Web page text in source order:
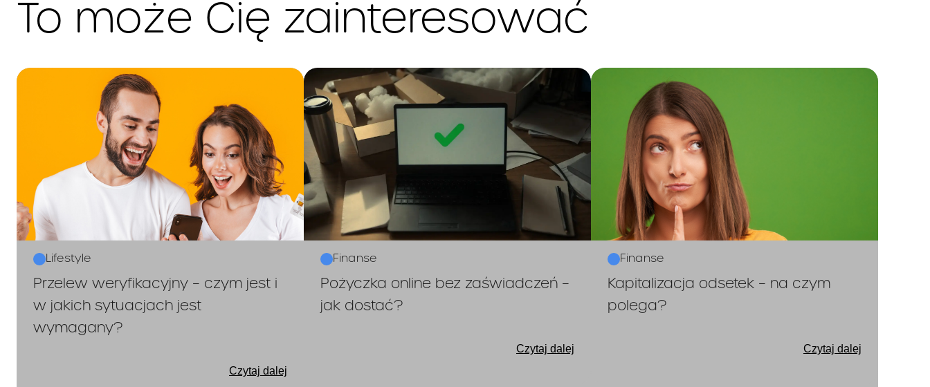
To może Cię zainteresować
Lifestyle
Przelew weryfikacyjny – czym jest i
w jakich sytuacjach jest
wymagany?
Czytaj dalej
Finanse
Pożyczka online bez zaświadczeń –
jak dostać?
Czytaj dalej
Finanse
Kapitalizacja odsetek – na czym
polega?
Czytaj dalej